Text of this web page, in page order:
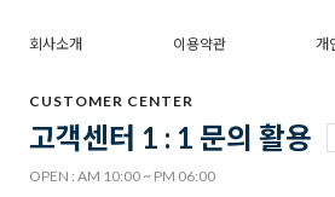
회사소개 이용약관 개
CUSTOMER CENTER
고객센터 1 : 1 문의 활용
OPEN : AM 10:00 ~ PM 06:00